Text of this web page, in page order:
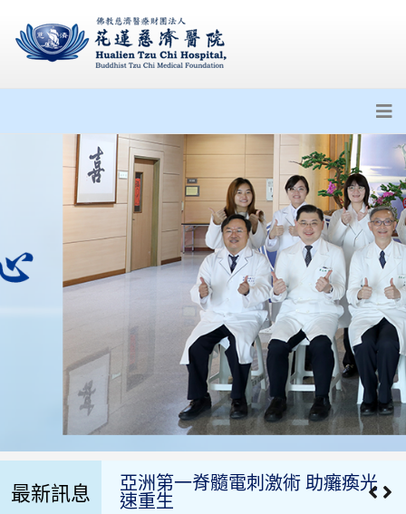
最新訊息
公告衛福部113年5月22日訂定之
醫院施行恩慈治療參考原則
花蓮慈濟醫院攜一曜再生 啟動外
泌體產學合作
臺灣醫療之光．PRP應用於泌尿
再生醫學 花蓮慈院解密膀胱自
癒關鍵
亞洲第一脊髓電刺激術 助癱瘓光
速重生